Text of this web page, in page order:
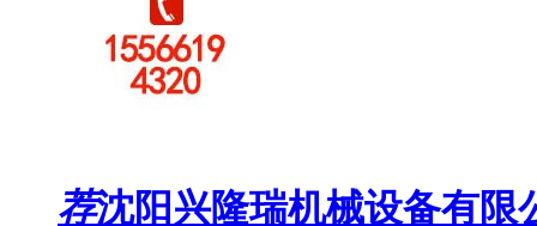
荐沈阳兴隆瑞机械设备有限